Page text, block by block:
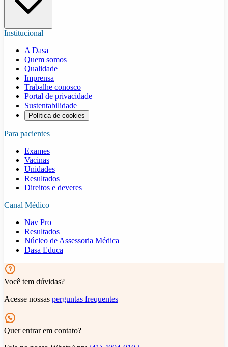
Institucional
A Dasa
Quem somos
Qualidade
Imprensa
Trabalhe conosco
Portal de privacidade
Sustentabilidade
Política de cookies
Para pacientes
Exames
Vacinas
Unidades
Resultados
Direitos e deveres
Canal Médico
Nav Pro
Resultados
Núcleo de Assessoria Médica
Dasa Educa
Você tem dúvidas?
Acesse nossas perguntas frequentes
Quer entrar em contato?